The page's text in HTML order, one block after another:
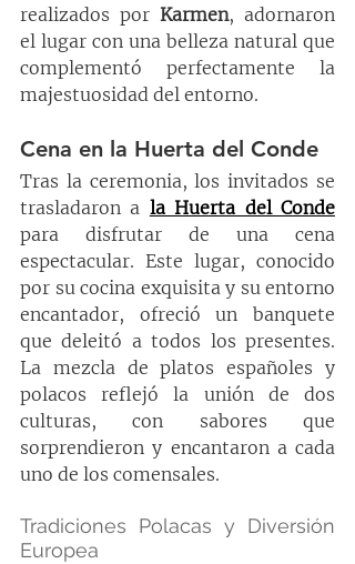
realizados por Karmen, adornaron
el lugar con una belleza natural que
complementó perfectamente la
majestuosidad del entorno.
Cena en la Huerta del Conde
Tras la ceremonia, los invitados se
trasladaron a la Huerta del Conde
para disfrutar de una cena
espectacular. Este lugar, conocido
por su cocina exquisita y su entorno
encantador, ofreció un banquete
que deleitó a todos los presentes.
La mezcla de platos españoles y
polacos reflejó la unión de dos
culturas, con sabores que
sorprendieron y encantaron a cada
uno de los comensales.
Tradiciones Polacas y Diversión
Europea